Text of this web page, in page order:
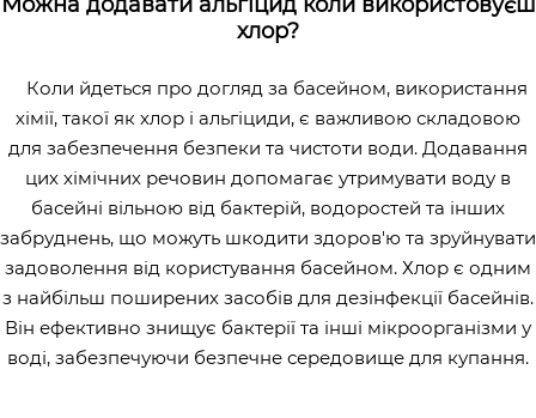
хлор?
Коли йдеться про догляд за басейном, використання
хімії, такої як хлор і альгіциди, є важливою складовою
для забезпечення безпеки та чистоти води. Додавання
цих хімічних речовин допомагає утримувати воду в
басейні вільною від бактерій, водоростей та інших
забруднень, що можуть шкодити здоров'ю та зруйнувати
задоволення від користування басейном. Хлор є одним
з найбільш поширених засобів для дезінфекції басейнів.
Він ефективно знищує бактерії та інші мікроорганізми у
воді, забезпечуючи безпечне середовище для купання.